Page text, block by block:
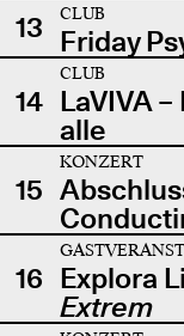
13
CLUB
Friday
14
CLUB
LaVIVA
alle
15
KONZERT
16 Explora
Extrem